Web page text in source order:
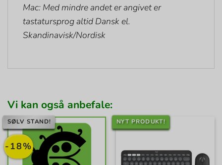
Mac: Med mindre andet er angivet er
tastatursprog altid Dansk el.
Skandinavisk/Nordisk
Vi kan også anbefale:
-18%
SØLV STAND! NYT PRODUKT!